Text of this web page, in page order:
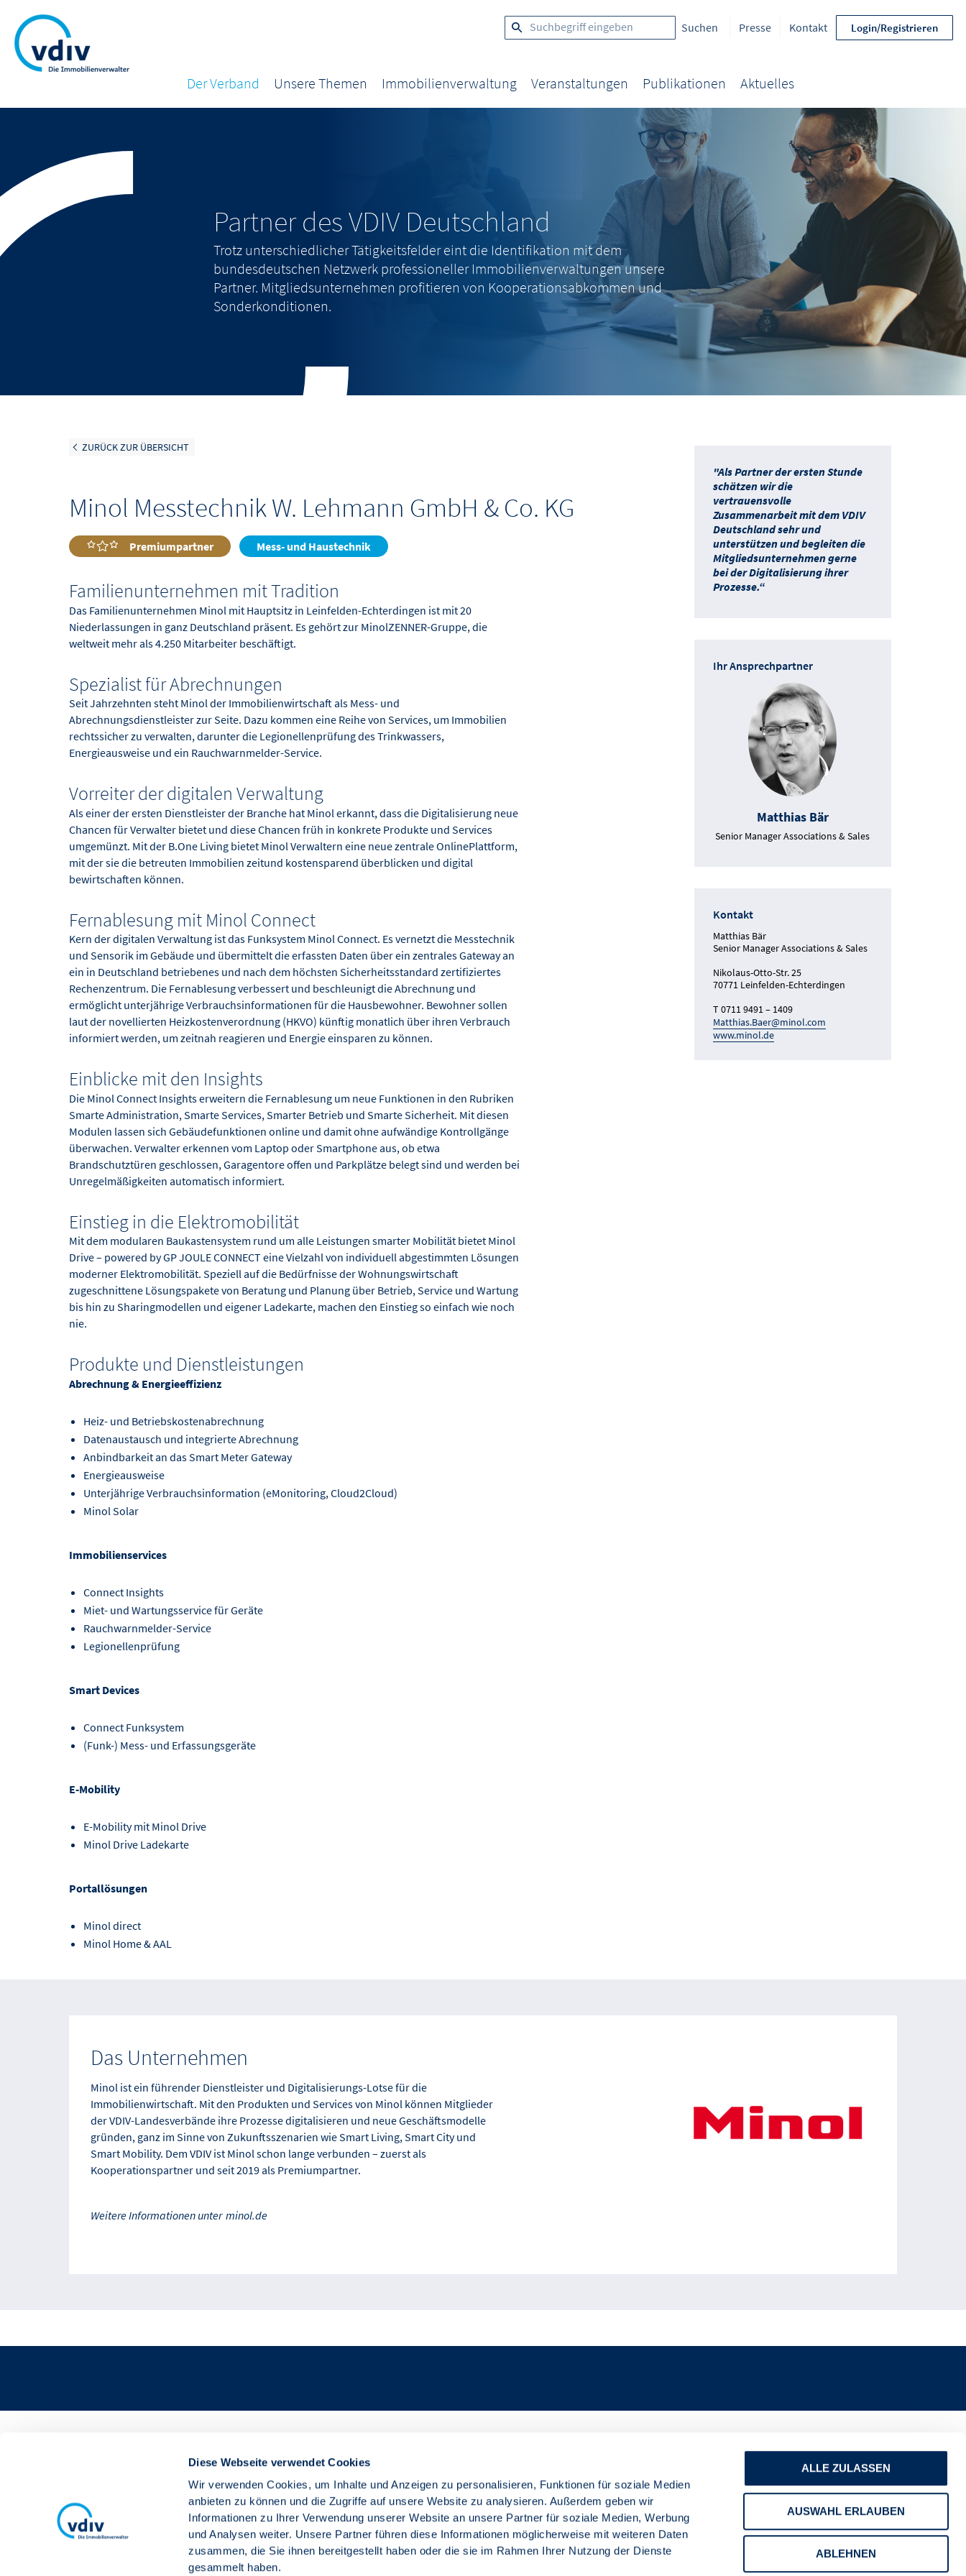
Diese Webseite verwendet Cookies
Wir verwenden Cookies, um Inhalte und Anzeigen zu personalisieren, Funktionen für soziale Medien
anbieten zu können und die Zugriffe auf unsere Website zu analysieren. Außerdem geben wir
Informationen zu Ihrer Verwendung unserer Website an unsere Partner für soziale Medien, Werbung
und Analysen weiter. Unsere Partner führen diese Informationen möglicherweise mit weiteren Daten
zusammen, die Sie ihnen bereitgestellt haben oder die sie im Rahmen Ihrer Nutzung der Dienste
gesammelt haben.
ALLE ZULASSEN
AUSWAHL ERLAUBEN
ABLEHNEN
Presse Kontakt Login/Registrieren
Der Verband Unsere Themen Immobilienverwaltung Veranstaltungen Publikationen Aktuelles
Partner des VDIV Deutschland
Trotz unterschiedlicher Tätigkeitsfelder eint die Identifikation mit dem
bundesdeutschen Netzwerk professioneller Immobilienverwaltungen unsere
Partner. Mitgliedsunternehmen profitieren von Kooperationsabkommen und
Sonderkonditionen.
ZURÜCK ZUR ÜBERSICHT
Minol Messtechnik W. Lehmann GmbH & Co. KG
Premiumpartner Mess- und Haustechnik
Familienunternehmen mit Tradition
Das Familienunternehmen Minol mit Hauptsitz in Leinfelden-Echterdingen ist mit 20
Niederlassungen in ganz Deutschland präsent. Es gehört zur MinolZENNER-Gruppe, die
weltweit mehr als 4.250 Mitarbeiter beschäftigt.
Spezialist für Abrechnungen
Seit Jahrzehnten steht Minol der Immobilienwirtschaft als Mess- und
Abrechnungsdienstleister zur Seite. Dazu kommen eine Reihe von Services, um Immobilien
rechtssicher zu verwalten, darunter die Legionellenprüfung des Trinkwassers,
Energieausweise und ein Rauchwarnmelder-Service.
Vorreiter der digitalen Verwaltung
Als einer der ersten Dienstleister der Branche hat Minol erkannt, dass die Digitalisierung neue
Chancen für Verwalter bietet und diese Chancen früh in konkrete Produkte und Services
umgemünzt. Mit der B.One Living bietet Minol Verwaltern eine neue zentrale OnlinePlattform,
mit der sie die betreuten Immobilien zeitund kostensparend überblicken und digital
bewirtschaften können.
Fernablesung mit Minol Connect
Kern der digitalen Verwaltung ist das Funksystem Minol Connect. Es vernetzt die Messtechnik
und Sensorik im Gebäude und übermittelt die erfassten Daten über ein zentrales Gateway an
ein in Deutschland betriebenes und nach dem höchsten Sicherheitsstandard zertifiziertes
Rechenzentrum. Die Fernablesung verbessert und beschleunigt die Abrechnung und
ermöglicht unterjährige Verbrauchsinformationen für die Hausbewohner. Bewohner sollen
laut der novellierten Heizkostenverordnung (HKVO) künftig monatlich über ihren Verbrauch
informiert werden, um zeitnah reagieren und Energie einsparen zu können.
Einblicke mit den Insights
Die Minol Connect Insights erweitern die Fernablesung um neue Funktionen in den Rubriken
Smarte Administration, Smarte Services, Smarter Betrieb und Smarte Sicherheit. Mit diesen
Modulen lassen sich Gebäudefunktionen online und damit ohne aufwändige Kontrollgänge
überwachen. Verwalter erkennen vom Laptop oder Smartphone aus, ob etwa
Brandschutztüren geschlossen, Garagentore offen und Parkplätze belegt sind und werden bei
Unregelmäßigkeiten automatisch informiert.
Einstieg in die Elektromobilität
Mit dem modularen Baukastensystem rund um alle Leistungen smarter Mobilität bietet Minol
Drive – powered by GP JOULE CONNECT eine Vielzahl von individuell abgestimmten Lösungen
moderner Elektromobilität. Speziell auf die Bedürfnisse der Wohnungswirtschaft
zugeschnittene Lösungspakete von Beratung und Planung über Betrieb, Service und Wartung
bis hin zu Sharingmodellen und eigener Ladekarte, machen den Einstieg so einfach wie noch
nie.
Produkte und Dienstleistungen
Abrechnung & Energieeffizienz
Heiz- und Betriebskostenabrechnung
Datenaustausch und integrierte Abrechnung
Anbindbarkeit an das Smart Meter Gateway
Energieausweise
Unterjährige Verbrauchsinformation (eMonitoring, Cloud2Cloud)
Minol Solar
Immobilienservices
Connect Insights
Miet- und Wartungsservice für Geräte
Rauchwarnmelder-Service
Legionellenprüfung
Smart Devices
Connect Funksystem
(Funk-) Mess- und Erfassungsgeräte
E-Mobility
E-Mobility mit Minol Drive
Minol Drive Ladekarte
Portallösungen
Minol direct
Minol Home & AAL
"Als Partner der ersten Stunde
schätzen wir die
vertrauensvolle
Zusammenarbeit mit dem VDIV
Deutschland sehr und
unterstützen und begleiten die
Mitgliedsunternehmen gerne
bei der Digitalisierung ihrer
Prozesse.“
Ihr Ansprechpartner
Matthias Bär
Senior Manager Associations & Sales
Kontakt
Matthias Bär
Senior Manager Associations & Sales
Nikolaus-Otto-Str. 25
70771 Leinfelden-Echterdingen
T 0711 9491 – 1409
Matthias.Baer@minol.com
www.minol.de
Das Unternehmen
Minol ist ein führender Dienstleister und Digitalisierungs-Lotse für die
Immobilienwirtschaft. Mit den Produkten und Services von Minol können Mitglieder
der VDIV-Landesverbände ihre Prozesse digitalisieren und neue Geschäftsmodelle
gründen, ganz im Sinne von Zukunftsszenarien wie Smart Living, Smart City und
Smart Mobility. Dem VDIV ist Minol schon lange verbunden – zuerst als
Kooperationspartner und seit 2019 als Premiumpartner.
Weitere Informationen unter minol.de
Jacob Lund©stock.adobe.com